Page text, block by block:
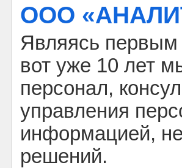
ООО
Являясь первым
вот уже 10 лет
персонал,
управления
информацией,
решений.